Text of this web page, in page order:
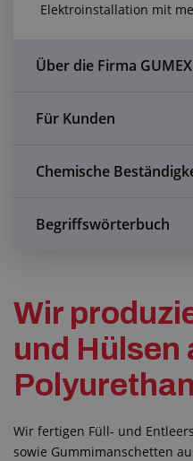
Anfragezentrum
Alles über den Einkauf
Über uns
Elektroinstallation mit
Über die Firma GUMEX
Für Kunden
Chemische
Begriffswörterbuch
Wir
und Hülsen
Polyurethan
Wir fertigen Füll- und
sowie Gummimanschetten